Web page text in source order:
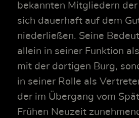
bekannten Mitgliedern
sich dauerhaft auf dem
niederließen. Seine
allein in seiner Funktion
mit der dortigen Burg,
in seiner Rolle als
der im Übergang vom
Frühen Neuzeit